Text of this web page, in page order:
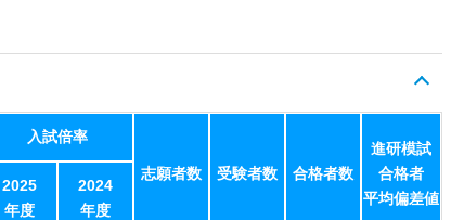
入試倍率
志願者数 受験者数 合格者数
進研模試
合格者
平均偏差値
2025
年度
2024
年度